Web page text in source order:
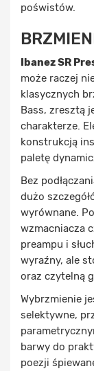
poświstów.
Ibanez SR
może raczej
klasycznych
Bass, zresztą
charakterze.
konstrukcją
paletę
Bez
dużo
wyrównane.
wzmacniacza
preampu i
wyraźny, ale
oraz czytelną
Wybrzmienie
selektywne,
barwy do
poezji